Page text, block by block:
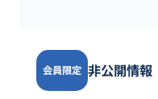
会員限定 非公開情報